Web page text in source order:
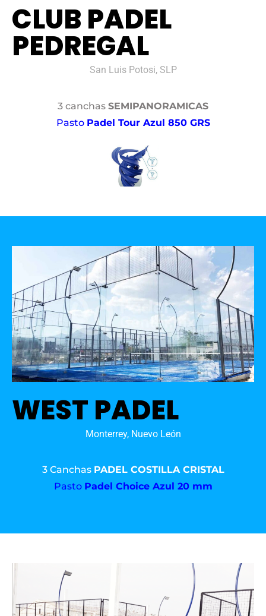
CLUB PADEL
PEDREGAL
San Luis Potosi, SLP
3 canchas SEMIPANORAMICAS
Pasto Padel Tour Azul 850 GRS
WEST PADEL
Monterrey, Nuevo León
3 Canchas PADEL COSTILLA CRISTAL
Pasto Padel Choice Azul 20 mm